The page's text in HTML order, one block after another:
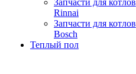
Запчасти для котлов
Rinnai
Запчасти для котлов
Bosch
Теплый пол